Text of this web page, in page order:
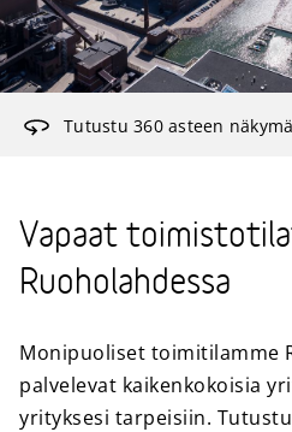
Tutustu 360 asteen
Vapaat
Ruoholahdessa
Monipuoliset toimitilamme
palvelevat kaikenkokoisia
yrityksesi tarpeisiin.